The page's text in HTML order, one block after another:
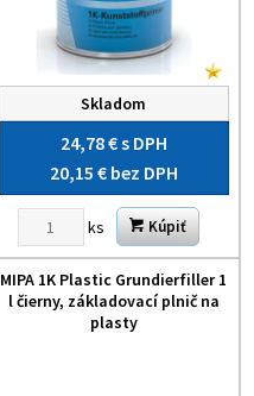
Skladom
24,78 €s DPH
20,15 € bez DPH
ks Kúpiť
MIPA 1K Plastic Grundierfiller 1
l čierny, základovací plnič na
plasty